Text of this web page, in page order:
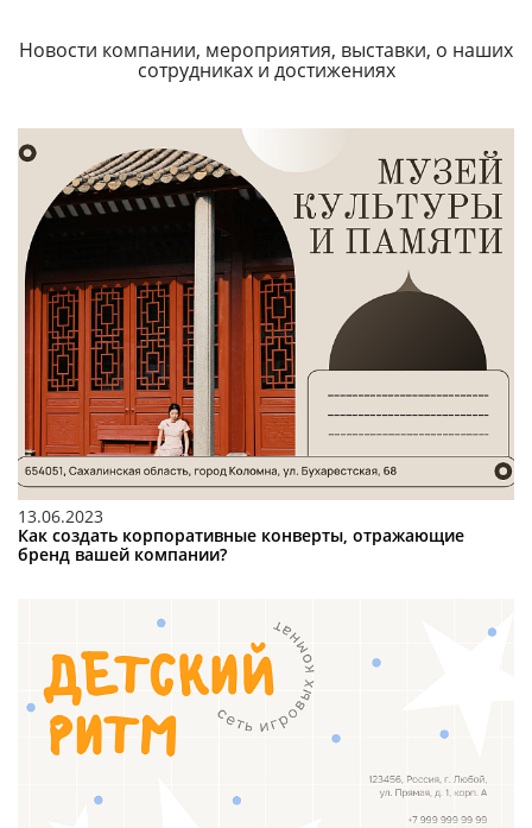
Новости компании, мероприятия, выставки, о наших
сотрудниках и достижениях
13.06.2023
Как создать корпоративные конверты, отражающие
бренд вашей компании?